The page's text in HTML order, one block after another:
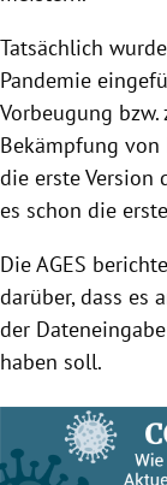
Tatsächlich
Pandemie
Vorbeugung
Bekämpfung
die erste Version
es schon die
Die AGES
darüber, dass es
der
haben soll.